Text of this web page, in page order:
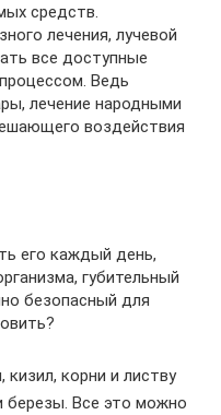
средств.
лечения, лучевой
все доступные
Ведь
лечение народными
воздействия
его каждый день,
губительный
безопасный для
корни и листву
березы. Все это можно